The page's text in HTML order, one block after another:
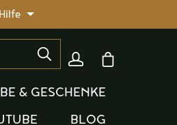
Warenkorb
& GESCHENKE
BLOG